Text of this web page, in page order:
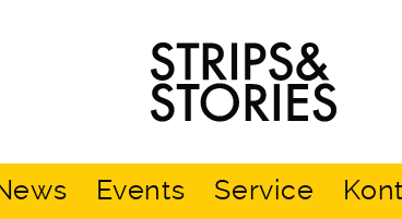
Strips
&
Stories
Events Service